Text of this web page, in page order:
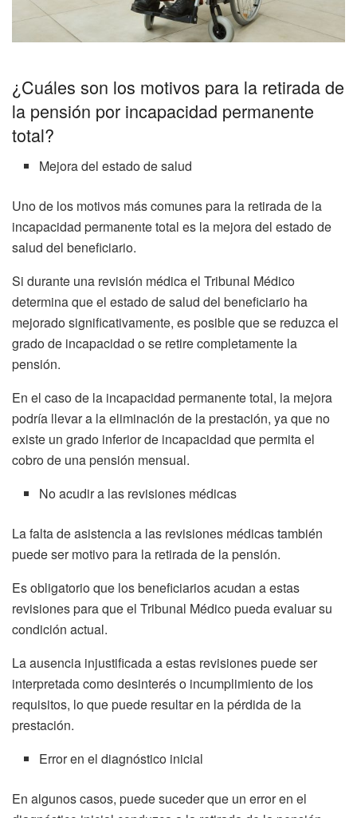
¿Cuáles son los motivos para la retirada de
la pensión por incapacidad permanente
total?
Mejora del estado de salud
Uno de los motivos más comunes para la retirada de la
incapacidad permanente total es la mejora del estado de
salud del beneficiario.
Si durante una revisión médica el Tribunal Médico
determina que el estado de salud del beneficiario ha
mejorado significativamente, es posible que se reduzca el
grado de incapacidad o se retire completamente la
pensión.
En el caso de la incapacidad permanente total, la mejora
podría llevar a la eliminación de la prestación, ya que no
existe un grado inferior de incapacidad que permita el
cobro de una pensión mensual.
No acudir a las revisiones médicas
La falta de asistencia a las revisiones médicas también
puede ser motivo para la retirada de la pensión.
Es obligatorio que los beneficiarios acudan a estas
revisiones para que el Tribunal Médico pueda evaluar su
condición actual.
La ausencia injustificada a estas revisiones puede ser
interpretada como desinterés o incumplimiento de los
requisitos, lo que puede resultar en la pérdida de la
prestación.
Error en el diagnóstico inicial
En algunos casos, puede suceder que un error en el